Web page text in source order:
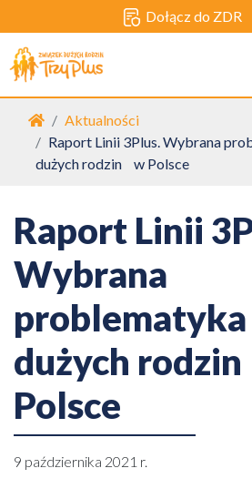
Dołącz do ZDR
Strona główna
Aktualności
Raport Linii 3Plus. Wybrana
dużych rodzin w Polsce
Raport Linii
Wybrana
problematyka
dużych
Polsce
9 października 2021 r.